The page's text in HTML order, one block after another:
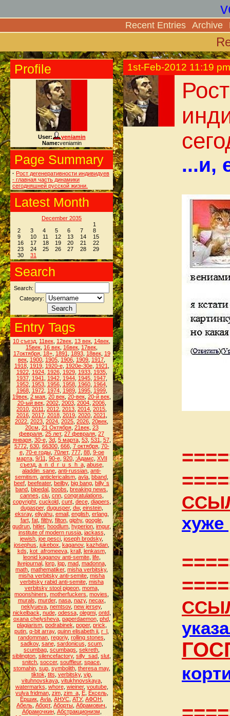
Recent Entries Archive
Profile
User:
veniamin
Name:veniamin
Page Summary
· Рост дегенеративности индивидуев
- главная часть динамики
сегодняшней русской жизни.
Latest Month
December 2035
1
2
3 4 5 6 7
8
9
10 11 12 13 14
15
16
17 18 19 20 21
22
23
24 25 26 27 28
29
30
31
Search
Search:
Category:
Entry Tags
10 съезд 11век 12век 13 век 14век
15век 16 век 16век 17век
17октября, 18+, 1891 1893, 18век, 19
век 1900 1905 1906 1909 1917
1918, 1919, 1920-е, 1920е-30е, 1921
1922, 1924, 1926, 1929, 1933, 1935,
1937, 1941 1942, 1944, 1945, 1947,
1952, 1953, 1956, 1958, 1960, 1964,
1968, 1972, 1974, 1989, 1995, 1999,
19век 2 мая 20 век 20-век 20-й век
20-ый век, 2002, 2003, 2004, 2006,
2010 2011 2012 2013 2014 2015
2016, 2017, 2018, 2019, 2020, 2021
2022 2023 2024 2025 2026 20век
20см 21 Октября, 21век, 23
февраля 25 лет, 27 февраля 27
января, 30-е, 3d, 5 марта, 53, 531 57,
5772, 630, 66300, 666, 7 октября, 70-
е, 70-е годы, 70лет, 777, 88, 9-ое
марта, 9/11 90-е, 920, :Адамс XVII
съезд, a_n_d_r_u_s_h_a, abuse,
aladdin_sane anti-russian anti-
semitism anticlericalism avla bband
beef beefeater, beilby, big bang billy`s
band bipedal boobs breaking news
cannes ciu, cnn, congratulations
copyright, cuckold, cunt, dece, diapers
dugasper, dugusper, dw, einstein,
eksray, eliyahu, email, english, erlang,
fart, fat, filthy, filton, giphy, google,
gudrun hitler, hoodlum hyperion imgur,
institute of modern russia, jackass
jewish joe pesci joseph brodsky,
josephus jukebox kaganov, kazhdan
kds kot_afromeeva, krall, lenkasm,
leonid kaganov anti-semite, life,
livejournal, lorp, lqp, mad, madonna,
math mathematiker, misha verbitsky,
misha verbitsky anti-semite misha
verbitsky rabid anti-semite, misha
verbitsky stool pigeon, moma,
moonshiners motherfuckers movies
murals murder, nasa, nazy, necax
neklyueva nemtsov, new jersey,
nickelback nude, odessa, olegmi, ontd,
oxana chelysheva, paperdaemon, phd,
plagiarism, podrabinek poper, prick
putin q-bit array, quinn elisabeth ii r_l
randomman regoriy, rolling stones
sadkov, sane, sardonicus scum,
scumbag scumbags sekreth
siblington silencefactory, silly_sad slut
snitch soccer, souffleur, space
stomahin, sup, symbolith, theresa may,
tiktok tits verbitsky, vip,
vituhnovskaya, vitukhnovskaya,
watermarks whore, wieiner, youtube,
yulya fridman, zim, zim_a, Ё, Ёксель,
Ёршик Аvla АНУС АТУ, АФОН
Абель Аборт, Аборты Абрамович
Абрамочкин, Абстракционизм
1st-Feb-2012 11:19 pm
...и,